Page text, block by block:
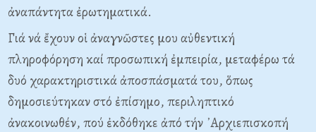
ἀναπάντητα ἐρωτηματικά.
Γιά νά ἔχουν οἱ ἀναγνῶστες μου αὐθεντική
πληροφόρηση καί προσωπική ἐμπειρία, μεταφέρω τά
δυό χαρακτηριστικά ἀποσπάσματά του, ὅπως
δημοσιεύτηκαν στό ἐπίσημο, περιληπτικό
ἀνακοινωθέν, πού ἐκδόθηκε ἀπό τήν ᾿Αρχιεπισκοπή